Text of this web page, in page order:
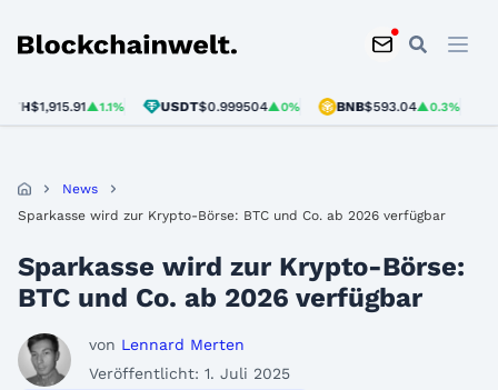
Blockchainwelt
$1,915.91▲1.1% USDT$0.999504▲0% BNB$593.04▲0.3%
News
Sparkasse wird zur Krypto-Börse: BTC und Co. ab 2026 verfügbar
Sparkasse wird zur Krypto-Börse:
BTC und Co. ab 2026 verfügbar
von Lennard Merten
Veröffentlicht: 1. Juli 2025